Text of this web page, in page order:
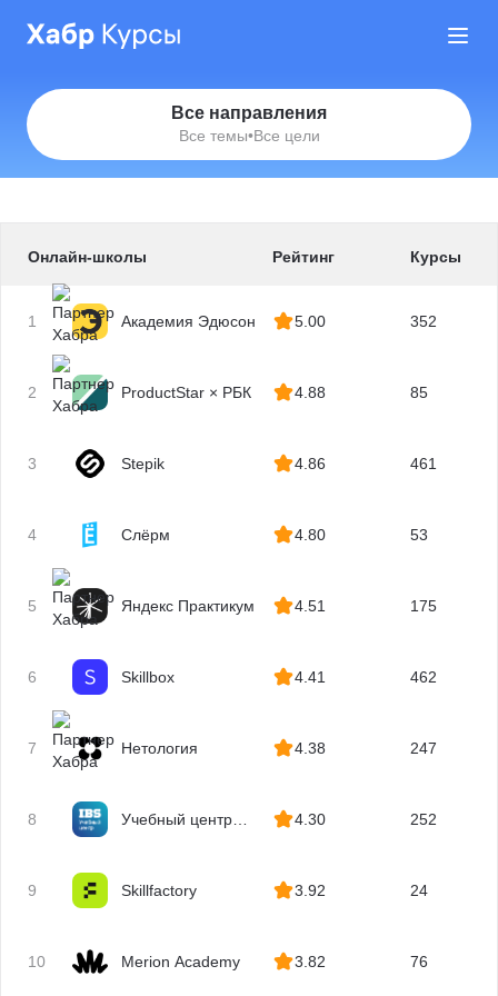
Все направления
Все темы•Все цели
Онлайн-школы Рейтинг Курсы
1 Академия Эдюсон 5.00 352
2 ProductStar × РБК 4.88 85
3 Stepik 4.86 461
4 Слёрм 4.80 53
5 Яндекс Практикум 4.51 175
6 Skillbox 4.41 462
7 Нетология 4.38 247
8
Учебный центр
4.30 252
9 Skillfactory 3.92 24
10 Merion Academy 3.82 76